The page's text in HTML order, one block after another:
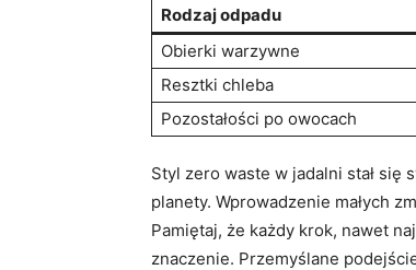
Rodzaj odpadu
Obierki warzywne
Resztki chleba
Pozostałości po owocach
Styl zero waste w jadalni stał się
planety. Wprowadzenie małych
Pamiętaj, że każdy krok, nawet
znaczenie. Przemyślane